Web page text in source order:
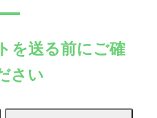
を送る前にご確
さい